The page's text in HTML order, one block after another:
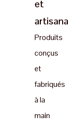
et
Produits
conçus
et
fabriqués
à la
main